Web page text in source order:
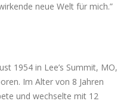
neue Welt für mich.”
1954 in Lee’s Summit, MO,
Im Alter von 8 Jahren
und wechselte mit 12